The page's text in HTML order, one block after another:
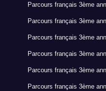
Parcours français 3ème
Parcours français 3ème
Parcours français 3ème
Parcours français 3ème
Parcours français 3ème
Parcours français 3ème